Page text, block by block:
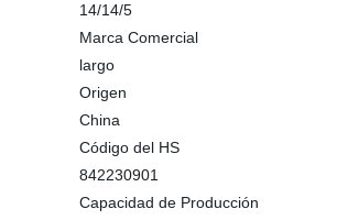
14/14/5
Marca Comercial
largo
Origen
China
Código del HS
842230901
Capacidad de Producción